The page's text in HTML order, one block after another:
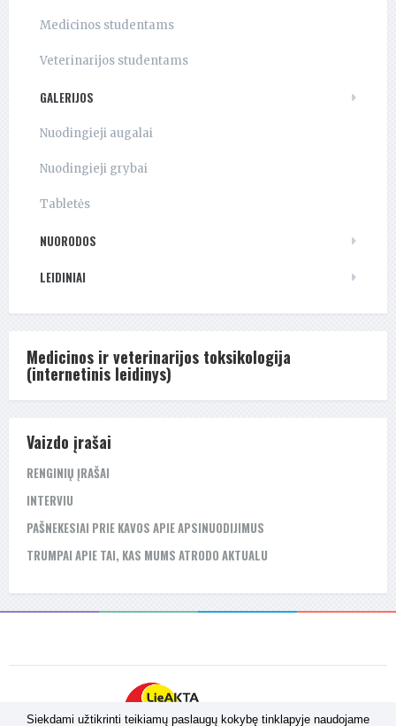
Siekdami užtikrinti teikiamų paslaugų kokybę tinklapyje naudojame
Medicinos studentams
Veterinarijos studentams
GALERIJOS
Nuodingieji augalai
Nuodingieji grybai
Tabletės
NUORODOS
LEIDINIAI
Medicinos ir veterinarijos toksikologija
(internetinis leidinys)
Vaizdo įrašai
RENGINIŲ ĮRAŠAI
INTERVIU
PAŠNEKESIAI PRIE KAVOS APIE APSINUODIJIMUS
TRUMPAI APIE TAI, KAS MUMS ATRODO AKTUALU